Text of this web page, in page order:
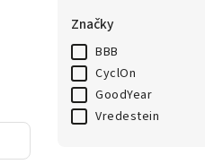
Značky
BBB
CyclOn
GoodYear
Vredestein